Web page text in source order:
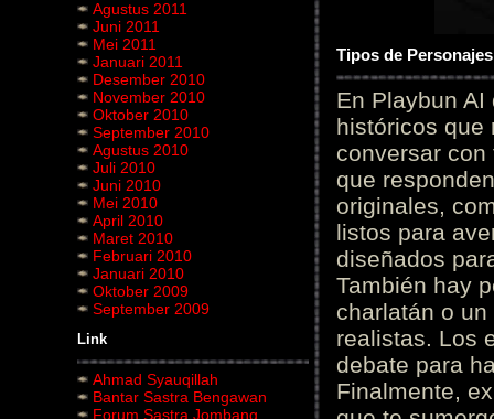
Agustus 2011
Juni 2011
Mei 2011
Januari 2011
Desember 2010
November 2010
Oktober 2010
September 2010
Agustus 2010
Juli 2010
Juni 2010
Mei 2010
April 2010
Maret 2010
Februari 2010
Januari 2010
Oktober 2009
September 2009
Link
Ahmad Syauqillah
Bantar Sastra Bengawan
Forum Sastra Jombang
Tipos de
En Playbun
históricos que
conversar
que
originales,
listos para
diseñados
También hay
charlatán o
realistas. Los
debate para
Finalmente,